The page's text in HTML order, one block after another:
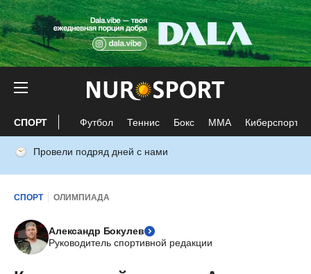
СПОРТ Футбол Теннис Бокс ММА Киберспорт
Провели подряд дней с нами
СПОРТ ОЛИМПИАДА
Александр Бокулев
Руководитель спортивной редакции